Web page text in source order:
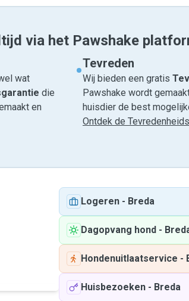
via het Pawshake
wat
die
en
Tevreden
Wij bieden een gratis
Pawshake wordt
huisdier de best
Ontdek de
Logeren - Breda
Dagopvang hond -
Hondenuitlaatservice -
Huisbezoeken - Breda